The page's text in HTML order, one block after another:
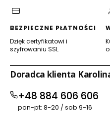
BEZPIECZNE PŁATNOŚCI
Dzięk certyfikatowi i
szyfrowaniu SSL
Doradca klienta
+48 884 606 606
pon-pt: 8-20 / sob 9-16